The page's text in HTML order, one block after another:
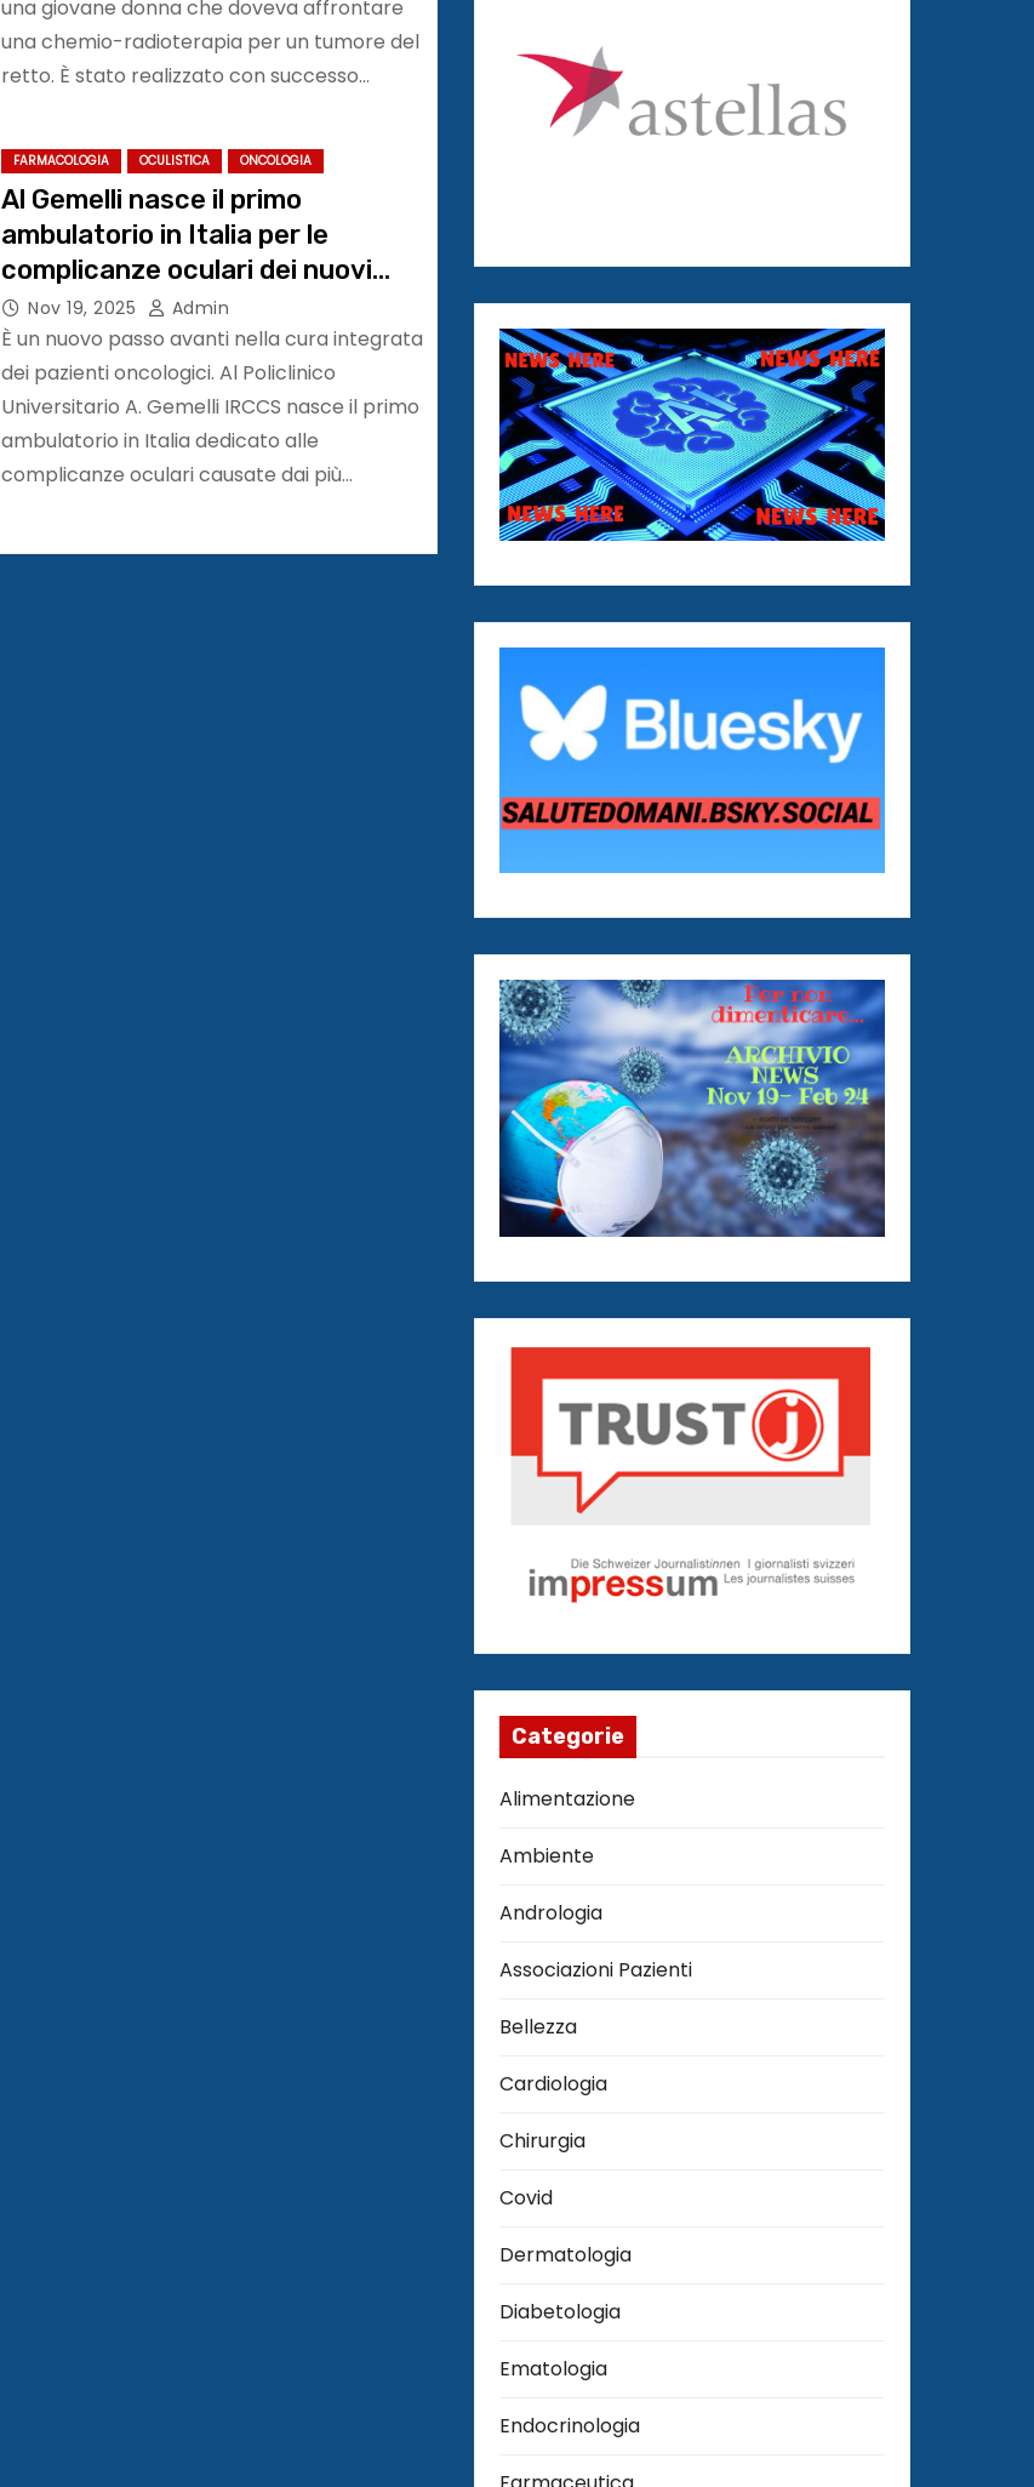
una giovane donna che doveva affrontare
una chemio-radioterapia per un tumore del
retto. È stato realizzato con successo…
FARMACOLOGIA OCULISTICA ONCOLOGIA
Al Gemelli nasce il primo
ambulatorio in Italia per le
complicanze oculari dei nuovi
farmaci oncologici
Nov 19, 2025 Admin
È un nuovo passo avanti nella cura integrata
dei pazienti oncologici. Al Policlinico
Universitario A. Gemelli IRCCS nasce il primo
ambulatorio in Italia dedicato alle
complicanze oculari causate dai più…
Categorie
Alimentazione
Ambiente
Andrologia
Associazioni Pazienti
Bellezza
Cardiologia
Chirurgia
Covid
Dermatologia
Diabetologia
Ematologia
Endocrinologia